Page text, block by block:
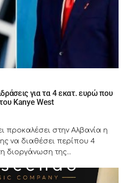
για τα 4 εκατ. ευρώ που
Kanye West
προκαλέσει στην Αλβανία η
να διαθέσει περίπου 4
διοργάνωση της...